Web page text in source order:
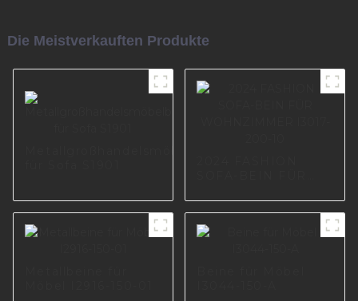
Die Meistverkauften Produkte
I3017-200-10